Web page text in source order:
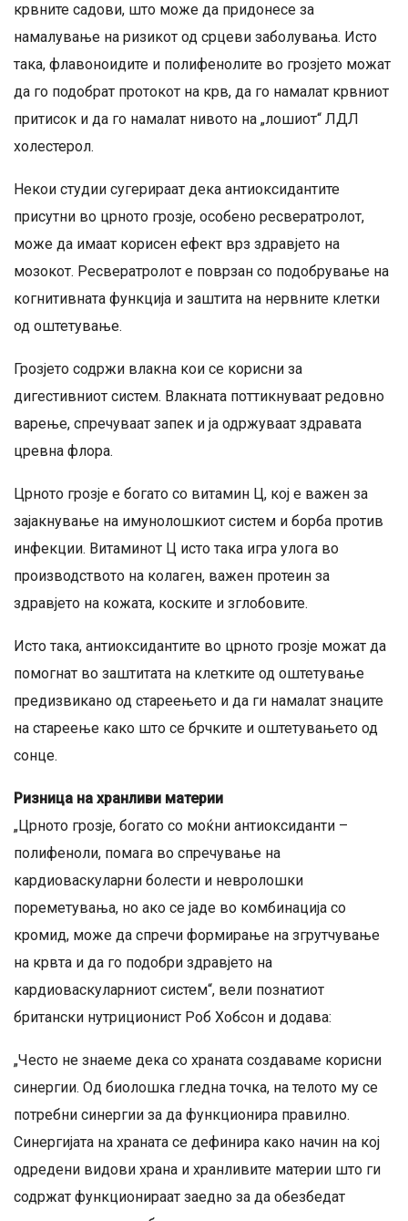
крвните садови, што може да придонесе за
намалување на ризикот од срцеви заболувања. Исто
така, флавоноидите и полифенолите во грозјето можат
да го подобрат протокот на крв, да го намалат крвниот
притисок и да го намалат нивото на „лошиот“ ЛДЛ
холестерол.
Некои студии сугерираат дека антиоксидантите
присутни во црното грозје, особено ресвератролот,
може да имаат корисен ефект врз здравјето на
мозокот. Ресвератролот е поврзан со подобрување на
когнитивната функција и заштита на нервните клетки
од оштетување.
Грозјето содржи влакна кои се корисни за
дигестивниот систем. Влакната поттикнуваат редовно
варење, спречуваат запек и ја одржуваат здравата
цревна флора.
Црното грозје е богато со витамин Ц, кој е важен за
зајакнување на имунолошкиот систем и борба против
инфекции. Витаминот Ц исто така игра улога во
производството на колаген, важен протеин за
здравјето на кожата, коските и зглобовите.
Исто така, антиоксидантите во црното грозје можат да
помогнат во заштитата на клетките од оштетување
предизвикано од стареењето и да ги намалат знаците
на стареење како што се брчките и оштетувањето од
сонце.
Ризница на хранливи материи
„Црното грозје, богато со моќни антиоксиданти –
полифеноли, помага во спречување на
кардиоваскуларни болести и невролошки
пореметувања, но ако се јаде во комбинација со
кромид, може да спречи формирање на згрутчување
на крвта и да го подобри здравјето на
кардиоваскуларниот систем“, вели познатиот
британски нутриционист Роб Хобсон и додава:
„Често не знаеме дека со храната создаваме корисни
синергии. Од биолошка гледна точка, на телото му се
потребни синергии за да функционира правилно.
Синергијата на храната се дефинира како начин на кој
одредени видови храна и хранливите материи што ги
содржат функционираат заедно за да обезбедат